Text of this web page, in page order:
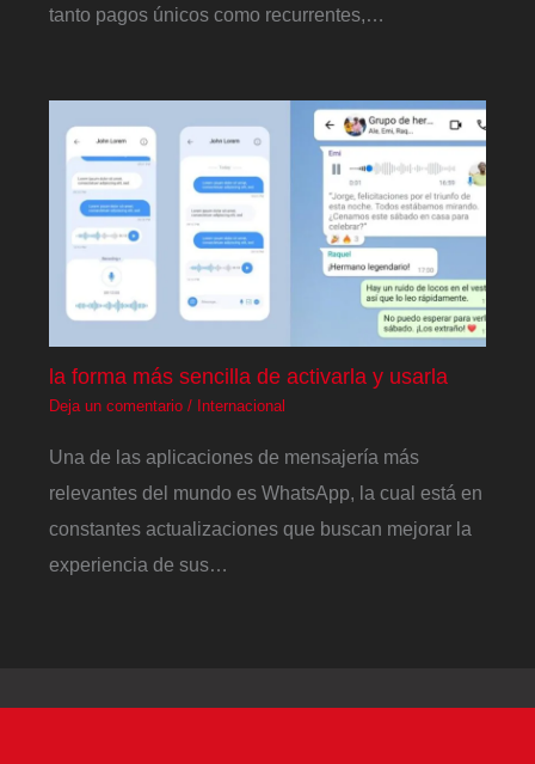
tanto pagos únicos como recurrentes,…
la forma más sencilla de activarla y usarla
Deja un comentario / Internacional
Una de las aplicaciones de mensajería más
relevantes del mundo es WhatsApp, la cual está en
constantes actualizaciones que buscan mejorar la
experiencia de sus…